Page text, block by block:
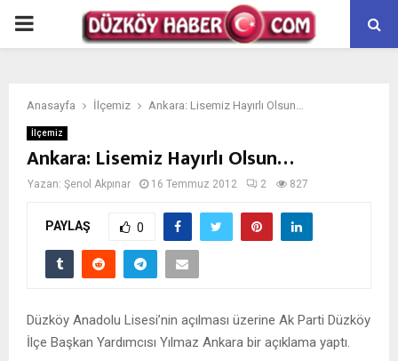
PRIMARY
Anasayfa İlçemiz Ankara: Lisemiz Hayırlı Olsun…
İlçemiz
Ankara: Lisemiz Hayırlı Olsun…
Yazan: Şenol Akpınar 16 Temmuz 2012 2 827
PAYLAŞ 0
Düzköy Anadolu Lisesi’nin açılması üzerine Ak Parti Düzköy
İlçe Başkan Yardımcısı Yılmaz Ankara bir açıklama yaptı.